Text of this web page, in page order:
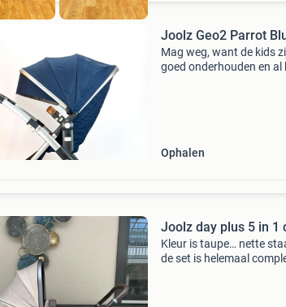
Joolz Geo2 Parrot
Mag weg, want de kids
goed onderhouden en al
Ophalen
Joolz day plus 5 in 1
Kleur is taupe… nette
de set is helemaal